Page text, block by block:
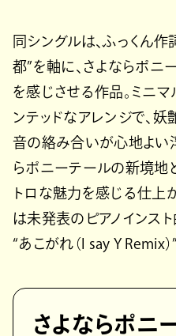
同シングルは、ふっくん
都”を軸に、さよならポ
を感じさせる作品。ミニ
ンテッドなアレンジで、
音の絡み合いが心地よい
らポニーテールの新境地
トロな魅力を感じる仕上
は未発表のピアノインス
“あこがれ（I say Y Remix
さよならポニ